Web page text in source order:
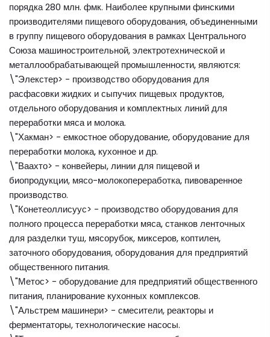
порядка 280 млн. фмк. Наиболее крупными финскими
производителями пищевого оборудования, объединенными
в группу пищевого оборудования в рамках Центрального
Союза машиностроительной, электротехнической и
металлообрабатывающей промышленности, являются:
\"Элекстер> - производство оборудования для
расфасовки жидких и сыпучих пищевых продуктов,
отдельного оборудования и комплектных линий для
переработки мяса и молока.
\"Хакман> - емкостное оборудование, оборудование для
переработки молока, кухонное и др.
\"Ваахто> - конвейеры, линии для пищевой и
биопродукции, мясо-молокопереработка, пивоваренное
производство.
\"Конетеоллисуус> - производство оборудования для
полного процесса переработки мяса, станков ленточных
для разделки туш, мясорубок, миксеров, коптилен,
заточного оборудования, оборудования для предприятий
общественного питания.
\"Метос> - оборудование для предприятий общественного
питания, планирование кухонных комплексов.
\"Альстрем машинери> - смесители, реакторы и
ферментаторы, технологические насосы.